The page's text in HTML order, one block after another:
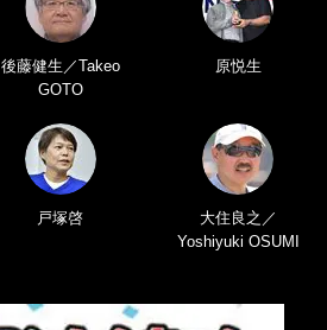
後藤健生／Takeo
GOTO
原悦生
戸塚啓
大住良之／
Yoshiyuki OSUMI